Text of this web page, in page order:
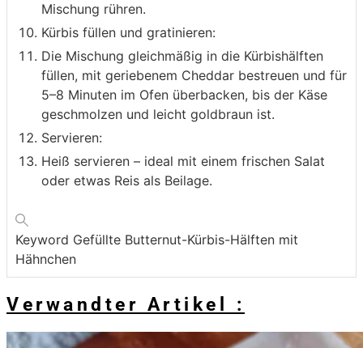
Mischung rühren.
Kürbis füllen und gratinieren:
Die Mischung gleichmäßig in die Kürbishälften
füllen, mit geriebenem Cheddar bestreuen und für
5–8 Minuten im Ofen überbacken, bis der Käse
geschmolzen und leicht goldbraun ist.
Servieren:
Heiß servieren – ideal mit einem frischen Salat
oder etwas Reis als Beilage.
Keyword Gefüllte Butternut-Kürbis-Hälften mit
Hähnchen
Verwandter Artikel :